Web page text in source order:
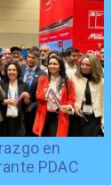
en
PDAC